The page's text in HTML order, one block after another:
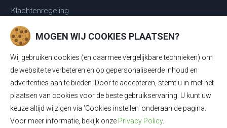
Klachtenregeling
Disclaimer & Privacy Statement
Cookie instellingen
POPULAIR
MOGEN WIJ COOKIES PLAATSEN?
Wij gebruiken cookies (en daarmee vergelijkbare technieken) om
de website te verbeteren en op gepersonaliseerde inhoud en
advertenties aan te bieden. Door te accepteren, stemt u in met het
plaatsen van cookies voor de beste gebruikservaring. U kunt uw
keuze altijd wijzigen via 'Cookies instellen' onderaan de pagina.
Voor meer informatie, bekijk onze Privacy Policy.